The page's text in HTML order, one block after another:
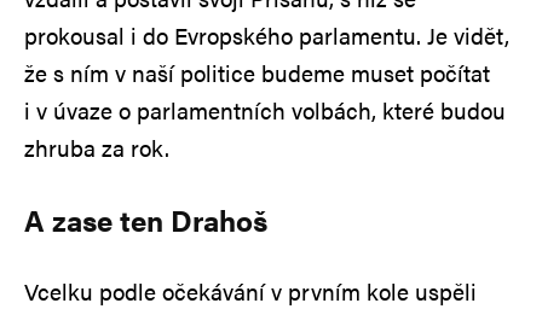
prokousal i do Evropského parlamentu. Je vidět,
že s ním v naší politice budeme muset počítat
i v úvaze o parlamentních volbách, které budou
zhruba za rok.
A zase ten Drahoš
Vcelku podle očekávání v prvním kole uspěli